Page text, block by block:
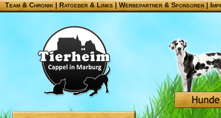
Team & Chronik |Ratgeber & Links|Werbepartner & Sponsoren|